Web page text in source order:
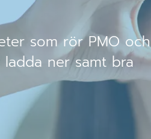
som rör PMO och
ladda ner samt bra